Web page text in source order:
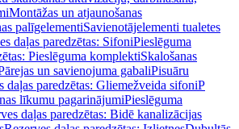
Montāžas un atjaunošanas
palīgelementiSavienotājelementi tualetes
daļas paredzētas: SifoniPieslēguma
Pieslēguma komplektiSkalošanas
un savienojuma gabaliPisuāru
daļas paredzētas: Gliemežveida sifoniP
līkumu pagarinājumiPieslēguma
daļas paredzētas: Bidē kanalizācijas